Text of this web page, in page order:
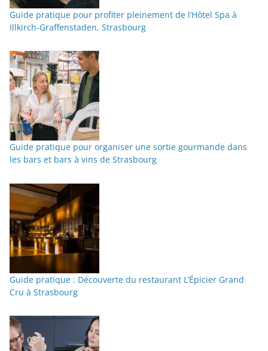
Guide pratique pour profiter pleinement de l’Hôtel Spa à
Illkirch-Graffenstaden, Strasbourg
Guide pratique pour organiser une sortie gourmande dans
les bars et bars à vins de Strasbourg
Guide pratique : Découverte du restaurant L’Épicier Grand
Cru à Strasbourg